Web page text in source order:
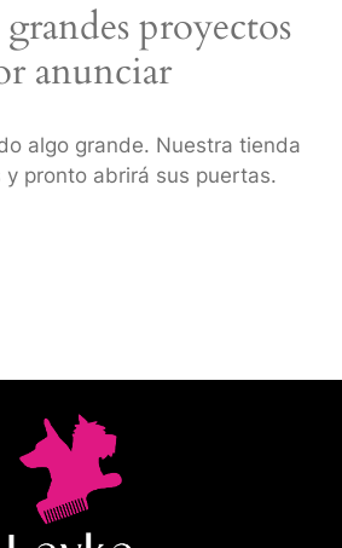
proyectos
anunciar
algo grande. Nuestra tienda
y pronto abrirá sus puertas.